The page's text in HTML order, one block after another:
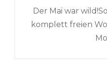
Der Mai war
komplett freien